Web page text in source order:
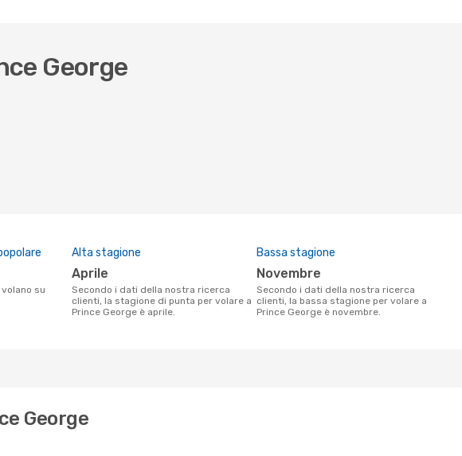
George
Alta stagione
aprile
Secondo i dati della nostra ricerca
clienti, la stagione di punta per volare a
Prince George è aprile.
Bassa stagione
novembre
Secondo i dati della nostra ricerca
clienti, la bassa stagione per volare a
Prince George è novembre.
George